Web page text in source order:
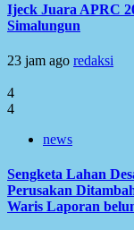
Ijeck Juara APRC
Simalungun
23 jam ago redaksi
4
4
news
Sengketa Lahan
Perusakan
Waris Laporan